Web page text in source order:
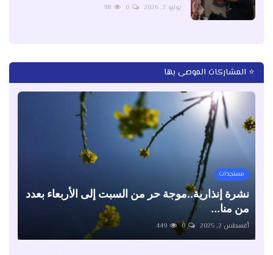
يوليو 7, 2026
0
98
⭐ المشاركات الموصى بها
مستجدات
نشرة إنذارية..موجة حر من السبت إلى الأربعاء بعدد
من منا...
أغسطس 2, 2025 0
449